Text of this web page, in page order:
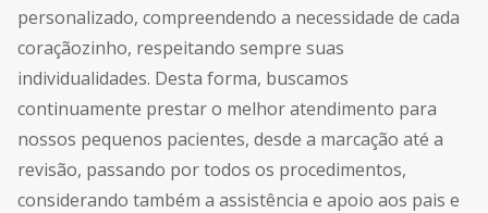
personalizado, compreendendo a necessidade de cada
coraçãozinho, respeitando sempre suas
individualidades. Desta forma, buscamos
continuamente prestar o melhor atendimento para
nossos pequenos pacientes, desde a marcação até a
revisão, passando por todos os procedimentos,
considerando também a assistência e apoio aos pais e